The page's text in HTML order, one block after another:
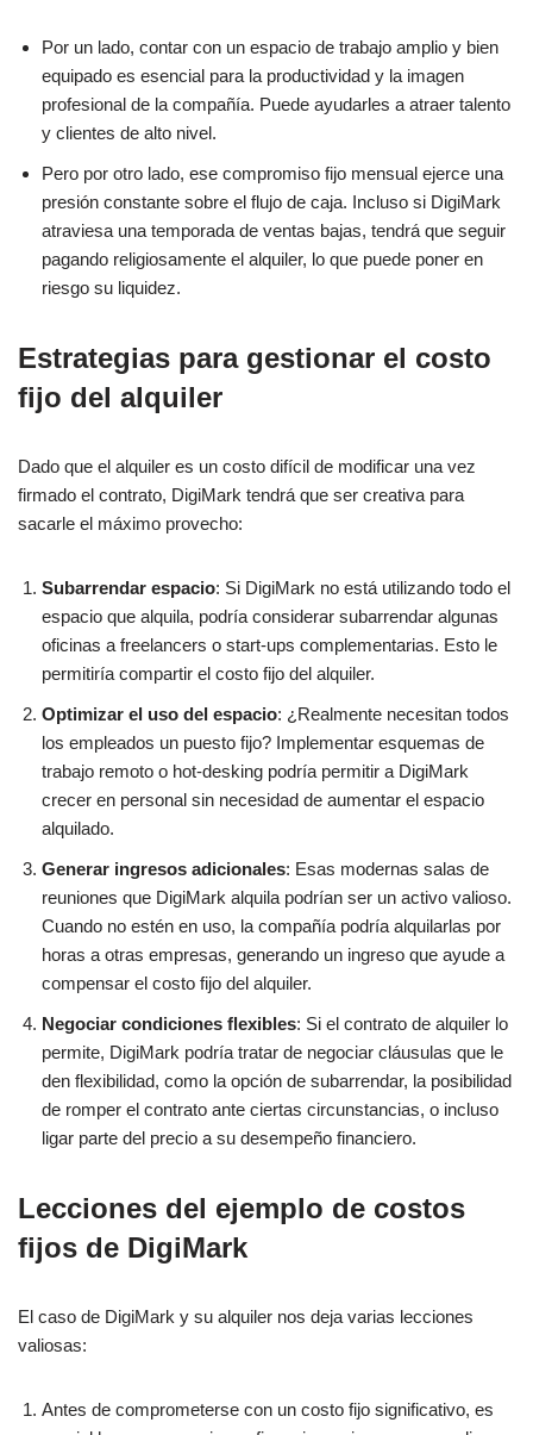
Por un lado, contar con un espacio de trabajo amplio y bien
equipado es esencial para la productividad y la imagen
profesional de la compañía. Puede ayudarles a atraer talento
y clientes de alto nivel.
Pero por otro lado, ese compromiso fijo mensual ejerce una
presión constante sobre el flujo de caja. Incluso si DigiMark
atraviesa una temporada de ventas bajas, tendrá que seguir
pagando religiosamente el alquiler, lo que puede poner en
riesgo su liquidez.
Estrategias para gestionar el costo
fijo del alquiler
Dado que el alquiler es un costo difícil de modificar una vez
firmado el contrato, DigiMark tendrá que ser creativa para
sacarle el máximo provecho:
Subarrendar espacio: Si DigiMark no está utilizando todo el
espacio que alquila, podría considerar subarrendar algunas
oficinas a freelancers o start-ups complementarias. Esto le
permitiría compartir el costo fijo del alquiler.
Optimizar el uso del espacio: ¿Realmente necesitan todos
los empleados un puesto fijo? Implementar esquemas de
trabajo remoto o hot-desking podría permitir a DigiMark
crecer en personal sin necesidad de aumentar el espacio
alquilado.
Generar ingresos adicionales: Esas modernas salas de
reuniones que DigiMark alquila podrían ser un activo valioso.
Cuando no estén en uso, la compañía podría alquilarlas por
horas a otras empresas, generando un ingreso que ayude a
compensar el costo fijo del alquiler.
Negociar condiciones flexibles: Si el contrato de alquiler lo
permite, DigiMark podría tratar de negociar cláusulas que le
den flexibilidad, como la opción de subarrendar, la posibilidad
de romper el contrato ante ciertas circunstancias, o incluso
ligar parte del precio a su desempeño financiero.
Lecciones del ejemplo de costos
fijos de DigiMark
El caso de DigiMark y su alquiler nos deja varias lecciones
valiosas:
Antes de comprometerse con un costo fijo significativo, es